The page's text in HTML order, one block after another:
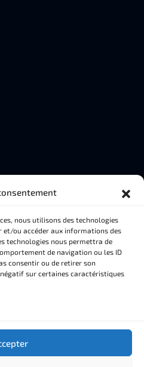
nous utilisons des technologies
et/ou accéder aux informations des
technologies nous permettra de
de navigation ou les ID
consentir ou de retirer son
sur certaines caractéristiques